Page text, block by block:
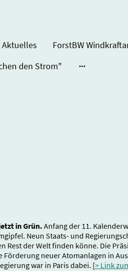
Aktuelles
den Strom"
in Grün. Anfang der 11.
Neun Staats- und
Rest der Welt finden könne. Die
Förderung neuer Atomanlagen in
war in Paris dabei. [> Link